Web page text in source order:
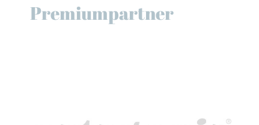
Premiumpartner